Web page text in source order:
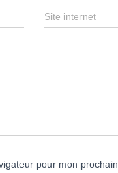
Site internet
pour mon prochain